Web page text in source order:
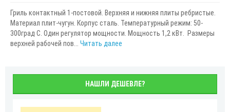
Гриль контактный 1-постовой. Верхняя и нижняя плиты ребристые.
Материал плит-чугун. Корпус сталь. Температурный режим: 50-
300град С. Один регулятор мощности. Мощность 1,2 кВт. Размеры
верхней рабочей пов... Читать далее
НАШЛИ ДЕШЕВЛЕ?